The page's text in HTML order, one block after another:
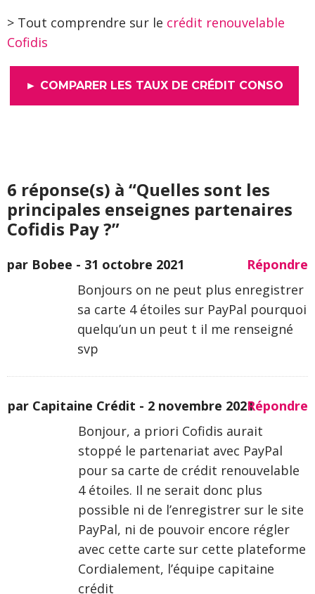
> Tout comprendre sur le crédit renouvelable
Cofidis
► COMPARER LES TAUX DE CRÉDIT CONSO
6 réponse(s) à “Quelles sont les
principales enseignes partenaires
Cofidis Pay ?”
par Bobee - 31 octobre 2021
Répondre
Bonjours on ne peut plus enregistrer
sa carte 4 étoiles sur PayPal pourquoi
quelqu’un un peut t il me renseigné
svp
par Capitaine Crédit - 2 novembre 2021Répondre
Bonjour, a priori Cofidis aurait
stoppé le partenariat avec PayPal
pour sa carte de crédit renouvelable
4 étoiles. Il ne serait donc plus
possible ni de l’enregistrer sur le site
PayPal, ni de pouvoir encore régler
avec cette carte sur cette plateforme
Cordialement, l’équipe capitaine
crédit